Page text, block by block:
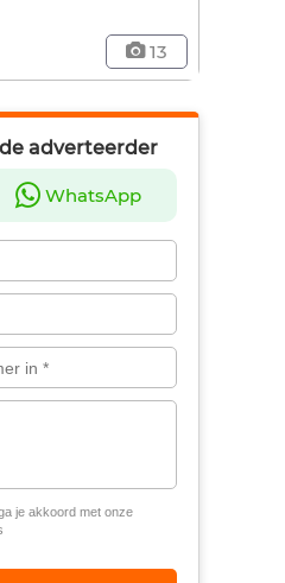
13
adverteerder
WhatsApp
je akkoord met onze